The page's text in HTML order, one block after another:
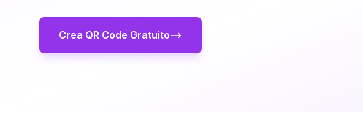
Crea QR Code Gratuito